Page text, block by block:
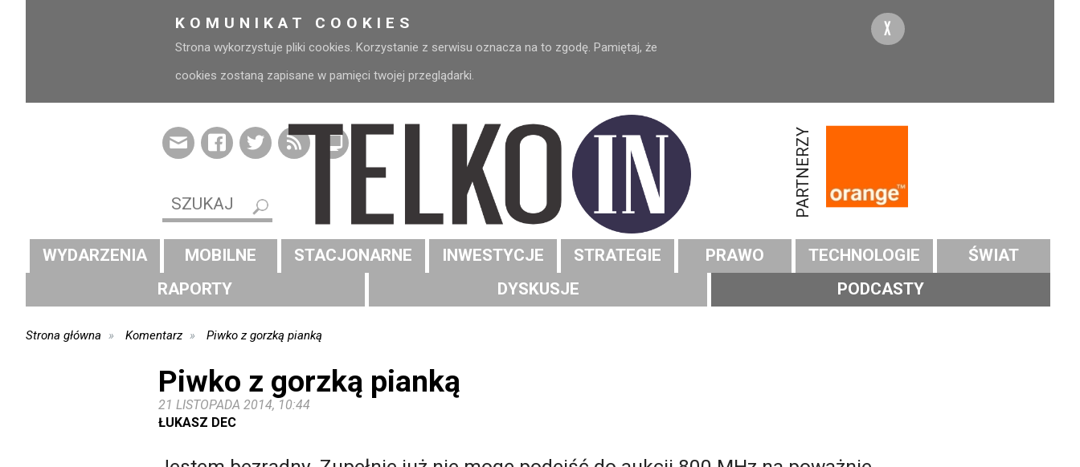
KOMUNIKAT COOKIES
Strona wykorzystuje pliki cookies. Korzystanie z serwisu oznacza na to zgodę. Pamiętaj, że
cookies zostaną zapisane w pamięci twojej przeglądarki.
X
PARTNERZY
WYDARZENIA MOBILNE STACJONARNE INWESTYCJE STRATEGIE PRAWO TECHNOLOGIE
ŚWIAT
RAPORTY
DYSKUSJE PODCASTY
Strona główna Komentarz Piwko z gorzką pianką
Piwko z gorzką pianką
21 LISTOPADA 2014, 10:44
ŁUKASZ DEC